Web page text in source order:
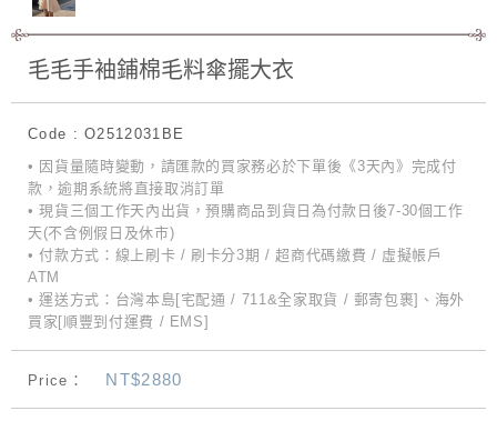
毛毛手袖鋪棉毛料傘擺大衣
Code : O2512031BE
• 因貨量隨時變動，請匯款的買家務必於下單後《3天內》完成付
款，逾期系統將直接取消訂單
• 現貨三個工作天內出貨，預購商品到貨日為付款日後7-30個工作
天(不含例假日及休市)
• 付款方式：線上刷卡 / 刷卡分3期 / 超商代碼繳費 / 虛擬帳戶
ATM
• 運送方式：台灣本島[宅配通 / 711&全家取貨 / 郵寄包裹]、海外
買家[順豐到付運費 / EMS]
Price： NT$2880